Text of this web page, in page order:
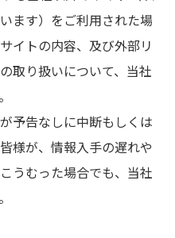
ます）をご利用された場
イトの内容、及び外部リ
取り扱いについて、当社
予告なしに中断もしくは
様が、情報入手の遅れや
うむった場合でも、当社